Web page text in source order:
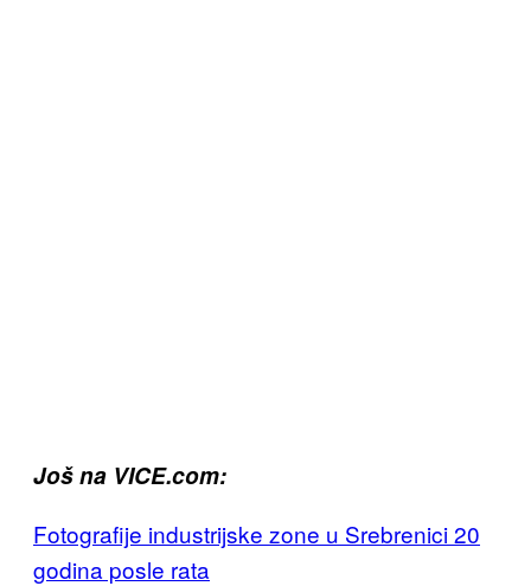
Još na VICE.com:
Fotografije industrijske zone u Srebrenici 20
godina posle rata